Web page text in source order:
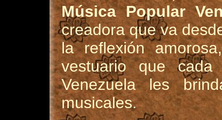
Música Popular
creadora que va
la reflexión
vestuario que
Venezuela les
musicales.